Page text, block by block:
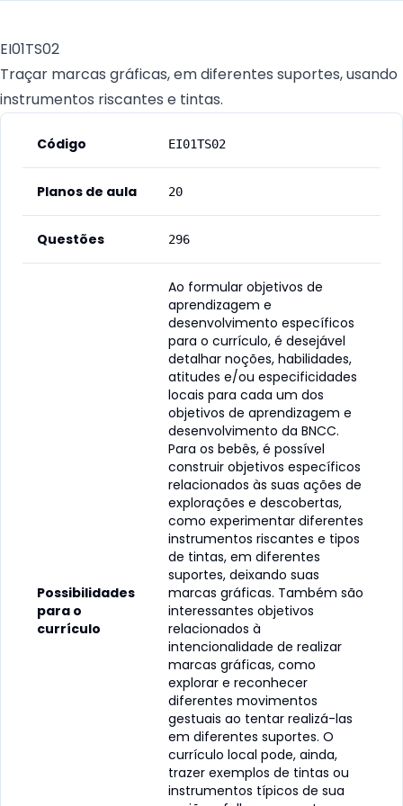
EI01TS02
Traçar marcas gráficas, em diferentes suportes, usando
instrumentos riscantes e tintas.
Código EI01TS02
Planos de aula 20
Questões 296
Possibilidades
para o
currículo
Ao formular objetivos de
aprendizagem e
desenvolvimento específicos
para o currículo, é desejável
detalhar noções, habilidades,
atitudes e/ou especificidades
locais para cada um dos
objetivos de aprendizagem e
desenvolvimento da BNCC.
Para os bebês, é possível
construir objetivos específicos
relacionados às suas ações de
explorações e descobertas,
como experimentar diferentes
instrumentos riscantes e tipos
de tintas, em diferentes
suportes, deixando suas
marcas gráficas. Também são
interessantes objetivos
relacionados à
intencionalidade de realizar
marcas gráficas, como
explorar e reconhecer
diferentes movimentos
gestuais ao tentar realizá-las
em diferentes suportes. O
currículo local pode, ainda,
trazer exemplos de tintas ou
instrumentos típicos de sua